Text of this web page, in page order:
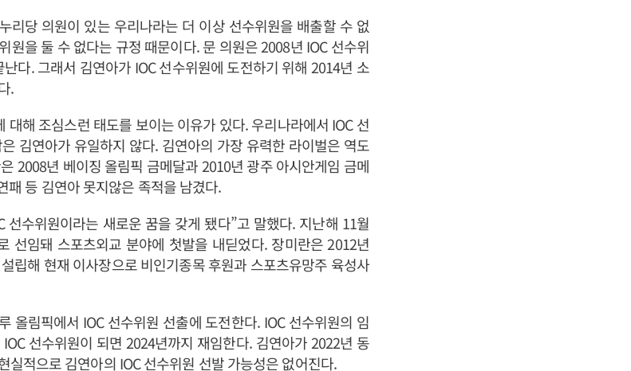
리당 의원이 있는 우리나라는 더 이상 선수위원을 배출할 수 없
원을 둘 수 없다는 규정 때문이다. 문 의원은 2008년 IOC 선수위
다. 그래서 김연아가 IOC 선수위원에 도전하기 위해 2014년 소
.
대해 조심스런 태도를 보이는 이유가 있다. 우리나라에서 IOC 선
김연아가 유일하지 않다. 김연아의 가장 유력한 라이벌은 역도
2008년 베이징 올림픽 금메달과 2010년 광주 아시안게임 금메
패 등 김연아 못지않은 족적을 남겼다.
선수위원이라는 새로운 꿈을 갖게 됐다”고 말했다. 지난해 11월
선임돼 스포츠외교 분야에 첫발을 내딛었다. 장미란은 2012년
립해 현재 이사장으로 비인기종목 후원과 스포츠유망주 육성사
올림픽에서 IOC 선수위원 선출에 도전한다. IOC 선수위원의 임
선수위원이 되면 2024년까지 재임한다. 김연아가 2022년 동
실적으로 김연아의 IOC 선수위원 선발 가능성은 없어진다.